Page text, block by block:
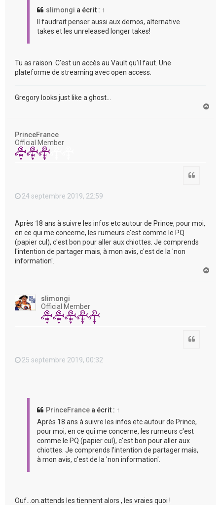
slimongi a écrit : ↑
Il faudrait penser aussi aux demos, alternative
takes et les unreleased longer takes!
Tu as raison. C’est un accès au Vault qu’il faut. Une
plateforme de streaming avec open access.
Gregory looks just like a ghost...
PrinceFrance
Official Member
24 septembre 2019, 22:59
Après 18 ans à suivre les infos etc autour de Prince, pour moi,
en ce qui me concerne, les rumeurs c'est comme le PQ
(papier cul), c'est bon pour aller aux chiottes. Je comprends
l'intention de partager mais, à mon avis, c'est de la 'non
information'.
slimongi
Official Member
25 septembre 2019, 00:32
PrinceFrance a écrit : ↑
Après 18 ans à suivre les infos etc autour de Prince,
pour moi, en ce qui me concerne, les rumeurs c'est
comme le PQ (papier cul), c'est bon pour aller aux
chiottes. Je comprends l'intention de partager mais,
à mon avis, c'est de la 'non information'.
Ouf...on.attends les tiennent alors , les vraies quoi !